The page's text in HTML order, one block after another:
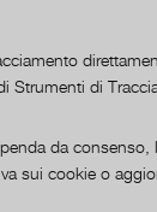
Strumenti di
da consenso,
sui cookie o